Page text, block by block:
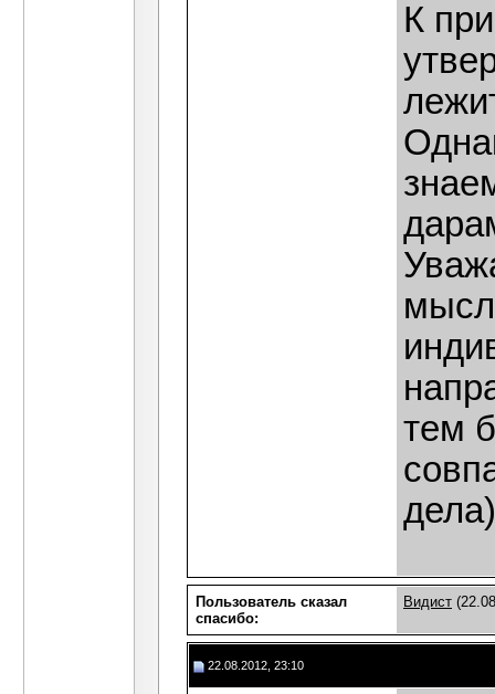
К
тем
Пользователь сказал
cпасибо:
Видист
22.08.2012, 23:10